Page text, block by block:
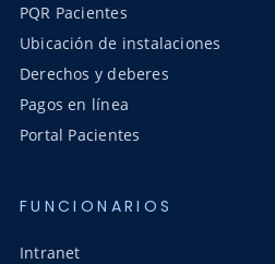
PQR Pacientes
Ubicación de instalaciones
Derechos y deberes
Pagos en línea
Portal Pacientes
FUNCIONARIOS
Intranet